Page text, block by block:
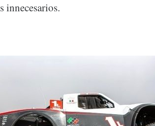
innecesarios.